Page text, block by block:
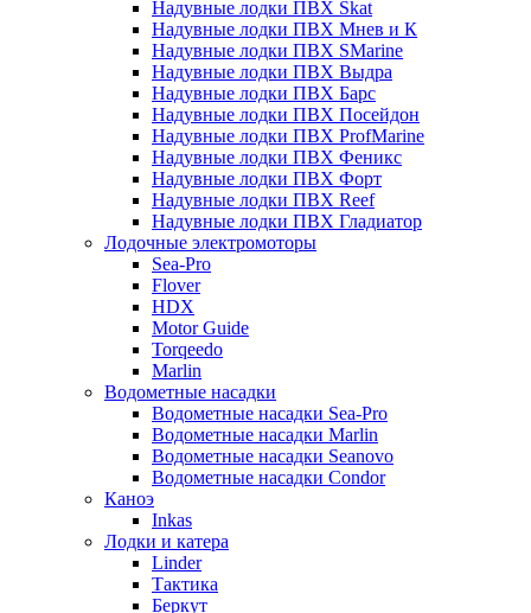
Надувные лодки ПВХ Skat
Надувные лодки ПВХ Мнев и К
Надувные лодки ПВХ SMarine
Надувные лодки ПВХ Выдра
Надувные лодки ПВХ Барс
Надувные лодки ПВХ Посейдон
Надувные лодки ПВХ ProfMarine
Надувные лодки ПВХ Феникс
Надувные лодки ПВХ Форт
Надувные лодки ПВХ Reef
Надувные лодки ПВХ Гладиатор
Лодочные электромоторы
Sea-Pro
Flover
HDX
Motor Guide
Torqeedo
Marlin
Водометные насадки
Водометные насадки Sea-Pro
Водометные насадки Marlin
Водометные насадки Seanovo
Водометные насадки Condor
Каноэ
Inkas
Лодки и катера
Linder
Тактика
Беркут